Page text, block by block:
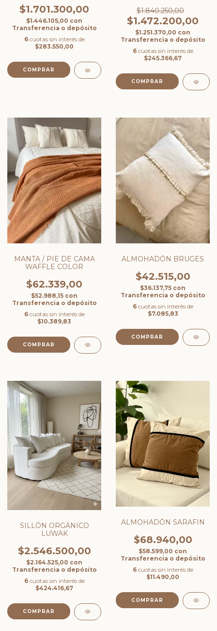
$1.701.300,00
$1.446.105,00 con
Transferencia o depósito
6 cuotas sin interés de
$283.550,00
COMPRAR
$1.840.250,00
$1.472.200,00
$1.251.370,00 con
Transferencia o depósito
6 cuotas sin interés de
$245.366,67
COMPRAR
MANTA / PIE DE CAMA
WAFFLE COLOR
$62.339,00
$52.988,15 con
Transferencia o depósito
6 cuotas sin interés de
$10.389,83
COMPRAR
ALMOHADÓN BRUGES
$42.515,00
$36.137,75 con
Transferencia o depósito
6 cuotas sin interés de
$7.085,83
SILLÓN ORGÁNICO
LUWAK
$2.546.500,00
$2.164.525,00 con
Transferencia o depósito
6 cuotas sin interés de
$424.416,67
ALMOHADÓN SARAFIN
$68.940,00
$58.599,00 con
Transferencia o depósito
6 cuotas sin interés de
$11.490,00
COMPRAR